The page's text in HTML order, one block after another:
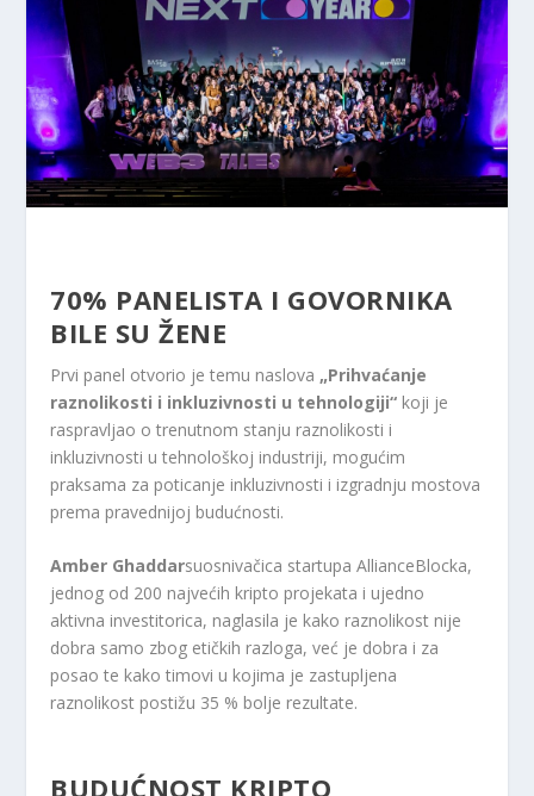
70% PANELISTA I GOVORNIKA
BILE SU ŽENE
Prvi panel otvorio je temu naslova „Prihvaćanje
raznolikosti i inkluzivnosti u tehnologiji“ koji je
raspravljao o trenutnom stanju raznolikosti i
inkluzivnosti u tehnološkoj industriji, mogućim
praksama za poticanje inkluzivnosti i izgradnju mostova
prema pravednijoj budućnosti.
Amber Ghaddarsuosnivačica startupa AllianceBlocka,
jednog od 200 najvećih kripto projekata i ujedno
aktivna investitorica, naglasila je kako raznolikost nije
dobra samo zbog etičkih razloga, već je dobra i za
posao te kako timovi u kojima je zastupljena
raznolikost postižu 35 % bolje rezultate.
BUDUĆNOST KRIPTO